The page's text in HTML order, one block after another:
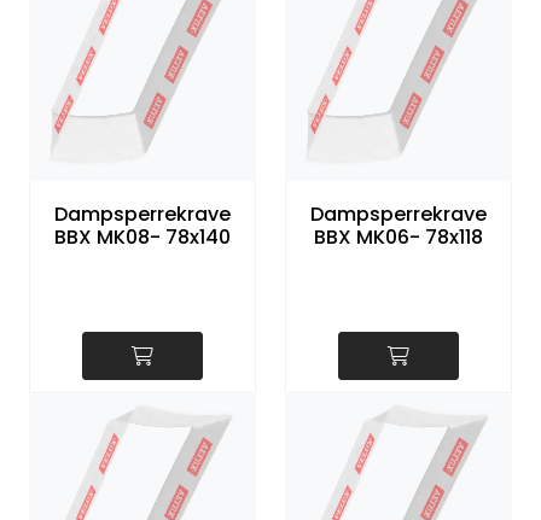
Dampsperrekrave
BBX MK08- 78x140
Dampsperrekrave
BBX MK06- 78x118